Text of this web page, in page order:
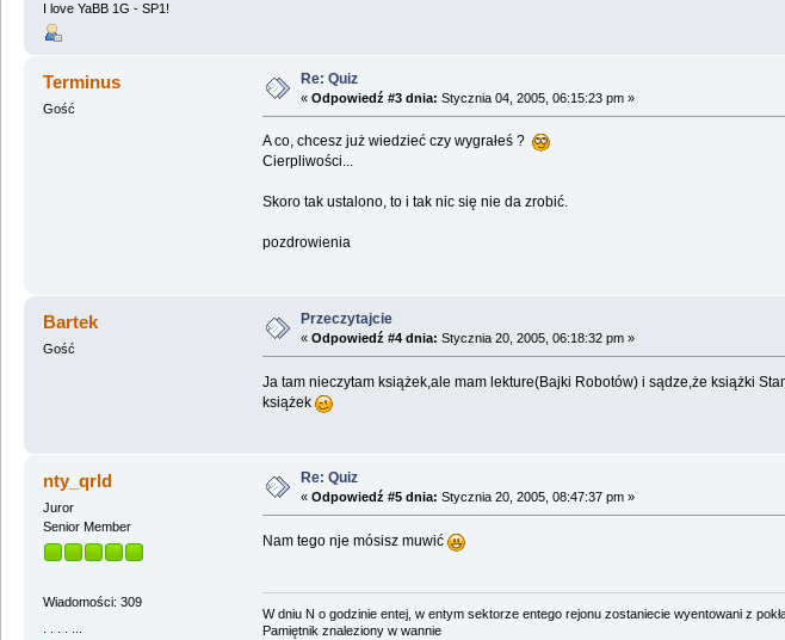
I love YaBB 1G - SP1!
Terminus
Gość
Re: Quiz
« Odpowiedź #3 dnia: Stycznia 04, 2005, 06:15:23 pm »
A co, chcesz już wiedzieć czy wygrałeś ?
Cierpliwości...
Skoro tak ustalono, to i tak nic się nie da zrobić.
pozdrowienia
Bartek
Gość
Przeczytajcie
« Odpowiedź #4 dnia: Stycznia 20, 2005, 06:18:32 pm »
Ja tam nieczytam książek,ale mam lekture(Bajki Robotów) i sądze,że książki
książek
nty_qrld
Juror
Senior Member
Wiadomości: 309
Re: Quiz
« Odpowiedź #5 dnia: Stycznia 20, 2005, 08:47:37 pm »
Nam tego nje mósisz muwić
W dniu N o godzinie entej, w entym sektorze entego rejonu zostaniecie wyentowani z
Pamiętnik znaleziony w wannie